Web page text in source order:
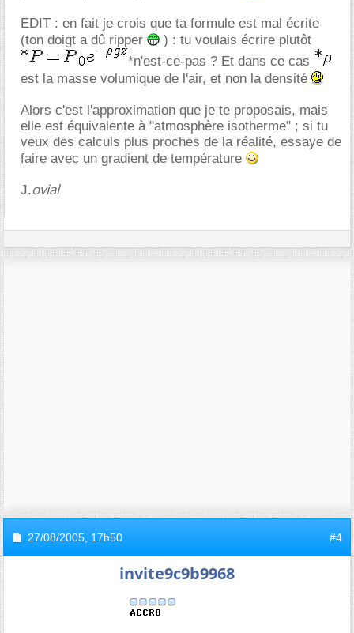
EDIT : en fait je crois que ta formule est mal écrite
(ton doigt a dû ripper
) : tu voulais écrire plutôt
*n'est-ce-pas ? Et dans ce cas
est la masse volumique de l'air, et non la densité
Alors c'est l'approximation que je te proposais, mais
elle est équivalente à "atmosphère isotherme" ; si tu
veux des calculs plus proches de la réalité, essaye de
faire avec un gradient de température
J.ovial
27/08/2005, 17h50 #4
invite9c9b9968